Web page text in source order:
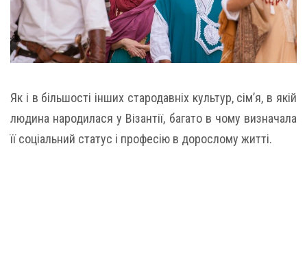
Як і в більшості інших стародавніх культур, сім’я, в якій
людина народилася у Візантії, багато в чому визначала
її соціальний статус і професію в дорослому житті.